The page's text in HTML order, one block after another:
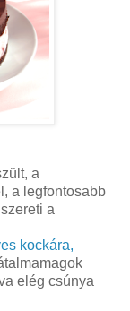
a
a legfontosabb
a
kockára,
elég csúnya